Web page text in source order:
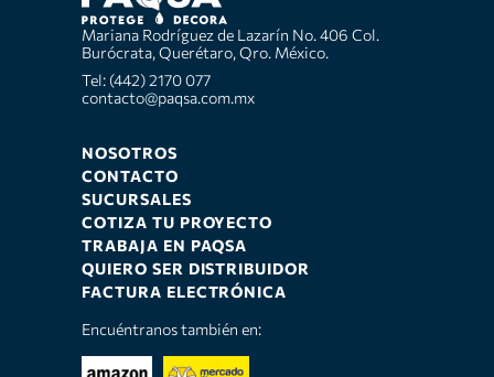
Mariana Rodríguez de Lazarín No. 406 Col.
Burócrata, Querétaro, Qro. México.
Tel: (442) 2170 077
contacto@paqsa.com.mx
NOSOTROS
CONTACTO
SUCURSALES
COTIZA TU PROYECTO
TRABAJA EN PAQSA
QUIERO SER DISTRIBUIDOR
FACTURA ELECTRÓNICA
Encuéntranos también en: